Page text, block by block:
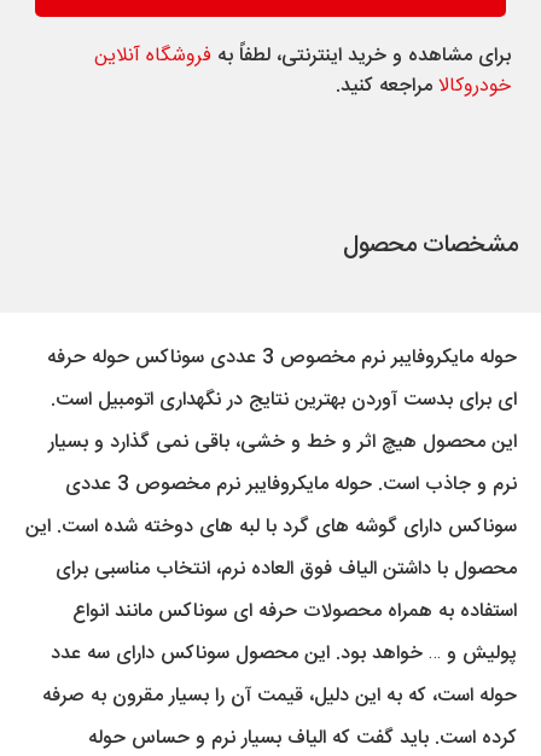
برای مشاهده و خرید اینترنتی، لطفاً به فروشگاه آنلاین
خودروکالا مراجعه کنید.
مشخصات محصول
حوله مایکروفایبر نرم مخصوص 3 عددی سوناکس حوله حرفه
ای برای بدست آوردن بهترین نتایج در نگهداری اتومبیل است.
این محصول هیچ اثر و خط و خشی، باقی نمی گذارد و بسیار
نرم و جاذب است. حوله مایکروفایبر نرم مخصوص 3 عددی
سوناکس دارای گوشه های گرد با لبه های دوخته شده است. این
محصول با داشتن الیاف فوق العاده نرم، انتخاب مناسبی برای
استفاده به همراه محصولات حرفه ای سوناکس مانند انواع
پولیش و … خواهد بود. این محصول سوناکس دارای سه عدد
حوله است، که به این دلیل، قیمت آن را بسیار مقرون به صرفه
کرده است. باید گفت که الیاف بسیار نرم و حساس حوله